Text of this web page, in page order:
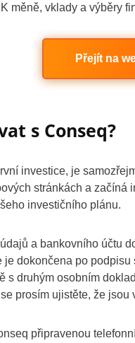
měně, vklady a výběry
Přejít na
s Conseq?
investice, je
stránkách a začíná
investičního plánu.
a bankovního účtu
dokončena po
s druhým osobním
prosím ujistěte, že jsou
připravenou